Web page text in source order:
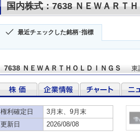
国内株式：7638 ＮＥＷＡＲＴ
最近チェックした銘柄･指標
7638 ＮＥＷＡＲＴＨＯＬＤＩＮＧＳ 東
権利確定日
3月末、9月末
更新日
2026/08/08